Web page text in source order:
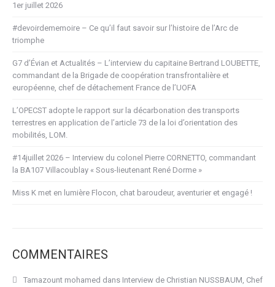
1er juillet 2026
#devoirdememoire – Ce qu’il faut savoir sur l’histoire de l’Arc de
triomphe
G7 d’Évian et Actualités – L’interview du capitaine Bertrand LOUBETTE,
commandant de la Brigade de coopération transfrontalière et
européenne, chef de détachement France de l’UOFA
L’OPECST adopte le rapport sur la décarbonation des transports
terrestres en application de l’article 73 de la loi d’orientation des
mobilités, LOM.
#14juillet 2026 – Interview du colonel Pierre CORNETTO, commandant
la BA107 Villacoublay « Sous-lieutenant René Dorme »
Miss K met en lumière Flocon, chat baroudeur, aventurier et engagé !
COMMENTAIRES
Tamazount mohamed dans Interview de Christian NUSSBAUM, Chef